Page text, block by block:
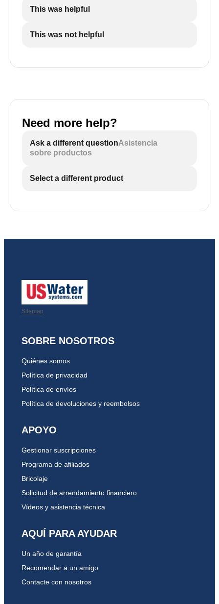
This was helpful
This was not helpful
Need more help?
Ask a different questionAsistencia
sobre productos
Select a different product
Sitemap
SOBRE NOSOTROS
Quiénes somos
Política de privacidad
Política de envíos
Política de devoluciones y reembolsos
APOYO
Gestionar suscripciones
Programa de afiliados
Bricolaje
Solicitud de arrendamiento financiero
Vídeos y asistencia técnica
AQUÍ PARA AYUDAR
Un año de garantía
Recomendar a un amigo
Contacte con nosotros